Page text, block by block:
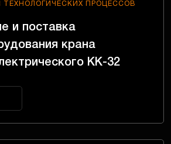
ПРОЦЕССОВ
и поставка
крана
КК-32